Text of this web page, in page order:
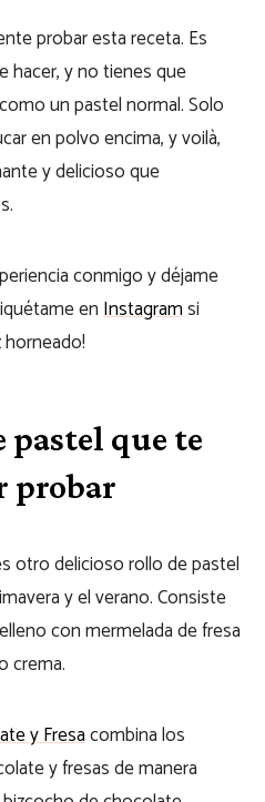
probar esta receta. Es
hacer, y no tienes que
un pastel normal. Solo
en polvo encima, y voilà,
y delicioso que
conmigo y déjame
enInstagramsi
horneado!
pastel que te
probar
otro delicioso rollo de pastel
y el verano. Consiste
con mermelada de fresa
crema.
y Fresacombina los
y fresas de manera